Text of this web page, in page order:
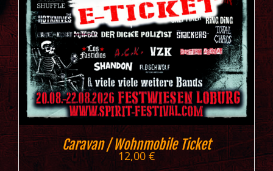
Caravan / Wohnmobile Ticket
12,00 €